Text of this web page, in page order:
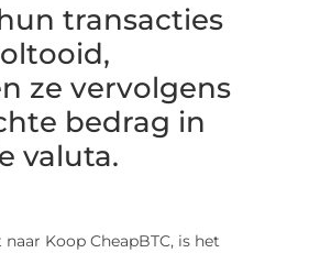
transacties
ze vervolgens
bedrag in
valuta.
Koop CheapBTC, is het